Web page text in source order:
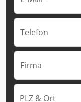
Telefon
Firma
PLZ & Ort